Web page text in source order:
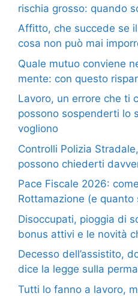
rischia grosso: quando
Affitto, che succede se
cosa non può mai
Quale mutuo conviene
mente: con questo
Lavoro, un errore che ti
possono sospenderti lo
vogliono
Controlli Polizia
possono chiederti
Pace Fiscale 2026:
Rottamazione (e
Disoccupati, pioggia di
bonus attivi e le novità
Decesso dell’assistito,
dice la legge sulla
Tutti lo fanno a lavoro,